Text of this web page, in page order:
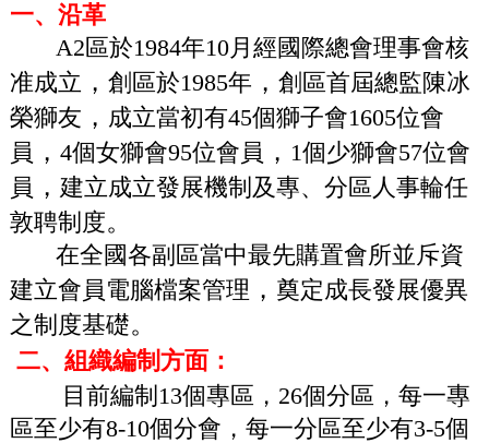
一、沿革
A2區於1984年10月經國際總會理事會核
准成立 ， 創區於1985年 ， 創區首屆總監陳冰
榮獅友 ， 成立當初有45個獅子會1605位會
員 ， 4個女獅會95位會員 ， 1個少獅會57位會
員 ， 建立成立發展機制及專、分區人事輪任
敦聘制度。
在全國各副區當中最先購置會所並斥資
建立會員 電腦檔案管理 ， 奠定成長發展優異
之制度基礎。
二、組織編制方面：
目前編制13個專區，26個分區，每一專
區至少有8-10個分會，每一分區至少有3-5個